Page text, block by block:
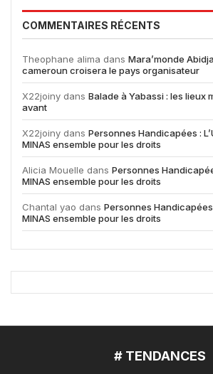
COMMENTAIRES RÉCENTS
Theophane alima dans Mara’monde
cameroun croisera le pays organisateur
X22joiny dans Balade à Yabassi : les lieux
avant
X22joiny dans Personnes Handicapées :
MINAS ensemble pour les droits
Alicia Mouelle dans Personnes
MINAS ensemble pour les droits
Chantal yao dans Personnes Handicapées
MINAS ensemble pour les droits
# TENDANCES